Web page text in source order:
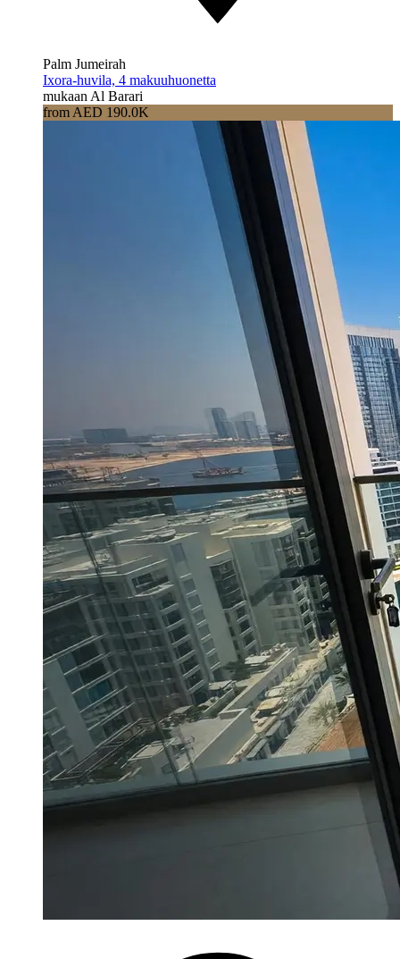
Palm Jumeirah
Ixora-huvila, 4 makuuhuonetta
mukaan Al Barari
from AED 190.0K